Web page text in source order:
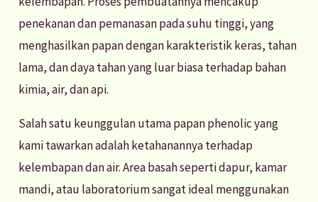
penekanan dan pemanasan pada suhu tinggi, yang
menghasilkan papan dengan karakteristik keras, tahan
lama, dan daya tahan yang luar biasa terhadap bahan
kimia, air, dan api.
Salah satu keunggulan utama papan phenolic yang
kami tawarkan adalah ketahanannya terhadap
kelembapan dan air. Area basah seperti dapur, kamar
mandi, atau laboratorium sangat ideal menggunakan